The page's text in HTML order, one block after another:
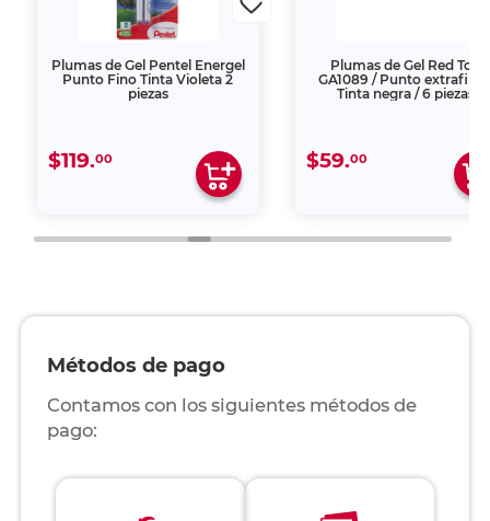
Plumas de Gel Pentel Energel
Punto Fino Tinta Violeta 2
piezas
$119.00
Plumas de Gel Red Top
GA1089 / Punto extrafino
Tinta negra / 6 piezas
$59.00
Métodos de pago
Contamos con los siguientes métodos de
pago: